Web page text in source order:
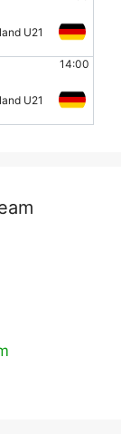
U21
14:00
U21